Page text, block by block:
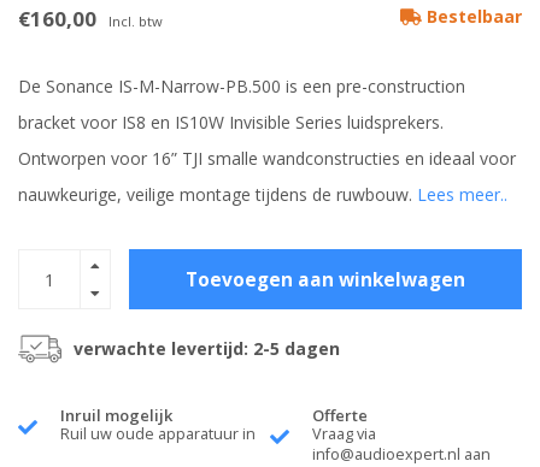
€160,00 Incl. btw Bestelbaar
De Sonance IS-M-Narrow-PB.500 is een pre-construction
bracket voor IS8 en IS10W Invisible Series luidsprekers.
Ontworpen voor 16” TJI smalle wandconstructies en ideaal voor
nauwkeurige, veilige montage tijdens de ruwbouw. Lees meer..
Toevoegen aan winkelwagen
verwachte levertijd: 2-5 dagen
Inruil mogelijk
Ruil uw oude apparatuur in
Offerte
Vraag via
info@audioexpert.nl aan